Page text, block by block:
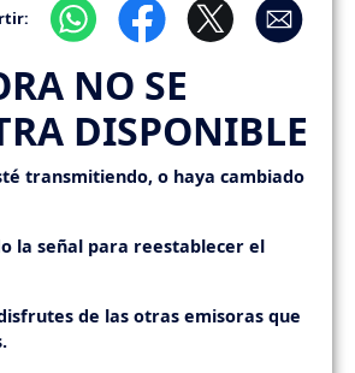
NO SE
DISPONIBLE
transmitiendo, o haya cambiado
la señal para reestablecer el
de las otras emisoras que